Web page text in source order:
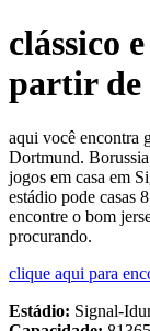
clássico
partir de
aqui você encontra
Dortmund.
jogos em casa em
estádio pode casas
encontre o bom
procurando.
clique aqui para
Estádio: Signal-